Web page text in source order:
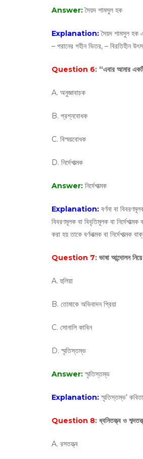
Answer:সৈয়দ শামসুল হক
Explanation:সৈয়দ শামসুল হক
– পরানের গহীন ভিতর, – বিরতিহীন
Question 6: “এবার আমার
A. অনুজ্ঞাবাচক
B. প্রশ্নবোধক
C. বিস্ময়বোধক
D. নির্দেশাত্মক
Answer: নির্দেশাত্মক
Explanation: বর্ণনা বা
বিবরণমূলক বা বিবৃতিমূলক বা
করা হয় তাকে বর্ণনাত্মক বা নির্দেশাত্মক
Question 7: ভাষা আন্দোলন
A. হুলিয়া
B. তোমাকে অভিবাদন প্রিয়া
C. সোনালি কাবিন
D. স্মৃতিস্তম্ভ
Answer:স্মৃতিস্তম্ভ
Explanation:স্মৃতিস্তম্ভ’
Question 8: ধ্বনিতত্ত্ব ও
A. রসতত্ত্ব